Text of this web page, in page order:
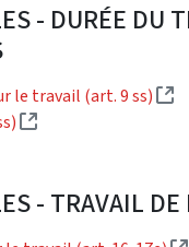
- DURÉE DU
le travail (art. 9 ss)
(Externer Link)
Link)
- TRAVAIL